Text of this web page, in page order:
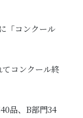
「コンクール
コンクール終
品、B部門34